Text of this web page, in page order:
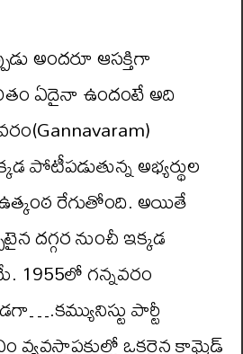
అందరూ ఆసక్తిగా
ఏదైనా ఉందంటే అది
పోటీపడుతున్న అభ్యర్థుల
ఉత్కంఠ రేగుతోంది. అయితే
దగ్గర నుంచీ ఇక్కడ
1955లో గన్నవరం
పార్టీ
ఒకరైన కామ్రెడ్